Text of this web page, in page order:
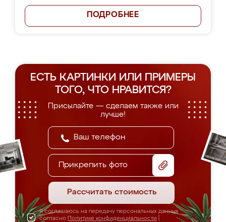
ПОДРОБНЕЕ
ЕСТЬ КАРТИНКИ ИЛИ ПРИМЕРЫ
ТОГО, ЧТО НРАВИТСЯ?
Присылайте — сделаем также или
лучше!
Прикрепить фото
Рассчитать стоимость
Я соглашаюсь на передачу персональных данных
согласно Политике конфиденциальности